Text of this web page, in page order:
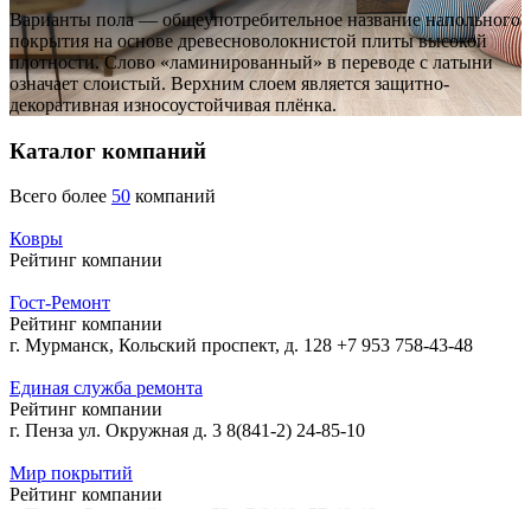
Варианты пола— общеупотребительное название напольного
покрытия на основе древесноволокнистой плиты высокой
плотности. Слово «ламинированный» в переводе с латыни
означает слоистый. Верхним слоем является защитно-
декоративная износоустойчивая плёнка.
Каталог компаний
Всего более 50 компаний
Ковры
Рейтинг компании
Гост-Ремонт
Рейтинг компании
г. Мурманск, Кольский проспект, д. 128 +7 953 758-43-48
Единая служба ремонта
Рейтинг компании
г. Пенза ул. Окружная д. 3 8(841-2) 24-85-10
Мир покрытий
Рейтинг компании